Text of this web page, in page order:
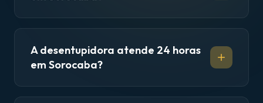
A desentupidora atende 24 horas
em Sorocaba?